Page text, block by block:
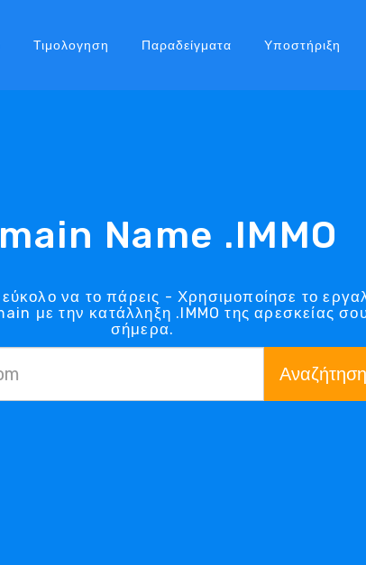
Τιμολογηση Παραδείγματα Υποστήριξη
Name .IMMO
να το πάρεις - Χρησιμοποίησε το
με την κατάλληξη .IMMO της αρεσκείας
σήμερα.
Αναζήτηση